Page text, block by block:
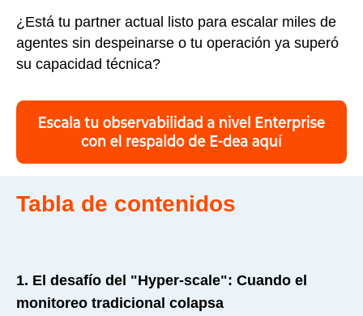
¿Está tu partner actual listo para escalar miles de
agentes sin despeinarse o tu operación ya superó
su capacidad técnica?
Tabla de contenidos
1. El desafío del "Hyper-scale": Cuando el
monitoreo tradicional colapsa